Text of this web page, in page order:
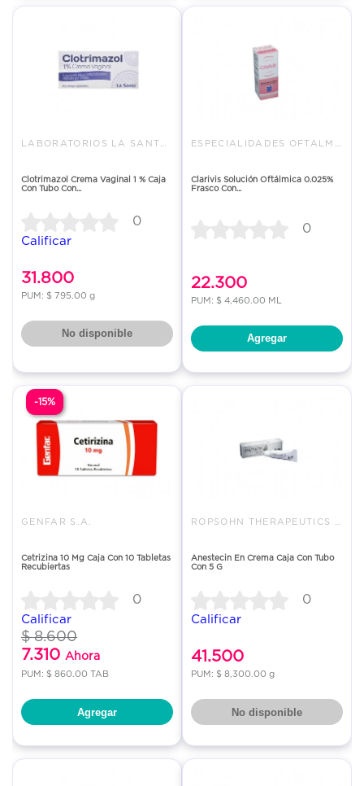
Clotrimazol Crema Vaginal 1 % Caja
Con Tubo Con...
0
Calificar
31.800
PUM: $ 795.00 g
No disponible
Clarivis Solución Oftálmica 0.025%
Frasco Con...
0
22.300
PUM: $ 4,460.00 ML
Agregar
GENFAR S.A.
Cetrizina 10 Mg Caja Con 10 Tabletas
Recubiertas
0
Calificar
$ 8.600
7.310 Ahora
PUM: $ 860.00 TAB
Agregar
-15%
Anestecin En Crema Caja Con Tubo
Con 5 G
0
Calificar
41.500
PUM: $ 8,300.00 g
No disponible